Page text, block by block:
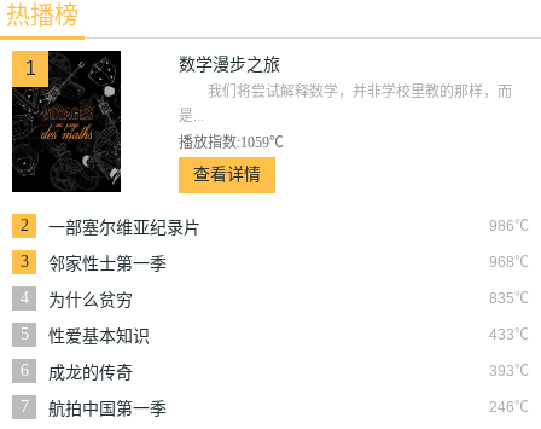
热播榜
1 数学漫步之旅
我们将尝试解释数学，并非学校里教的那样，而
是...
播放指数:1059℃
查看详情
2 986℃
一部塞尔维亚纪录片
3
968℃
邻家性士第一季
4
835℃
为什么贫穷
5
433℃
性爱基本知识
6
393℃
成龙的传奇
7
246℃
航拍中国第一季